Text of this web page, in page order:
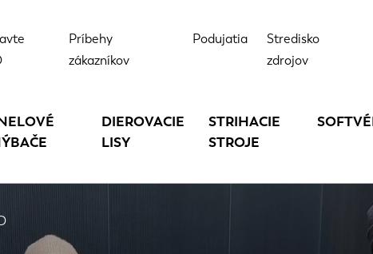
Príbehy
zákazníkov
Podujatia
Stredisko
zdrojov
DIEROVACIE
LISY
STRIHACIE
STROJE